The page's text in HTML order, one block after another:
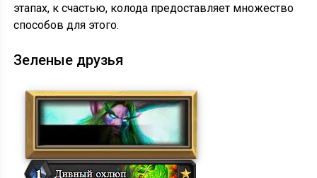
этапах, к счастью, колода предоставляет множество
способов для этого.
Зеленые друзья